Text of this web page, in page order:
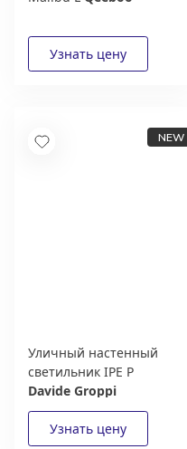
Уличный настенный
светильник IPE P
Davide Groppi